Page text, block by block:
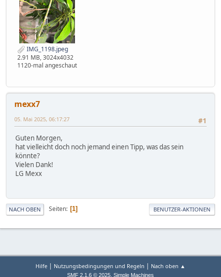
IMG_1198.jpeg
2.91 MB, 3024x4032
1120-mal angeschaut
mexx7
#1
05. Mai 2025, 06:17:27
Guten Morgen,
hat vielleicht doch noch jemand einen Tipp, was das sein
könnte?
Vielen Dank!
LG Mexx
NACH OBEN Seiten 1 BENUTZER-AKTIONEN
Hilfe | Nutzungsbedingungen und Regeln | Nach oben ▲
SMF 2.1.6 © 2025, Simple Machines